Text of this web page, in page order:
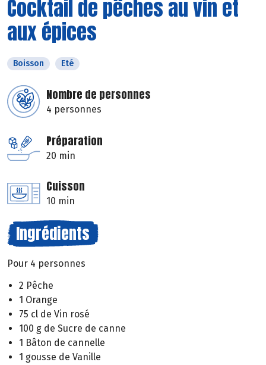
Cocktail de pêches au vin et
aux épices
Boisson Eté
Nombre de personnes
4 personnes
Préparation
20 min
Cuisson
10 min
Ingrédients
Pour 4 personnes
2 Pêche
1 Orange
75 cl de Vin rosé
100 g de Sucre de canne
1 Bâton de cannelle
1 gousse de Vanille